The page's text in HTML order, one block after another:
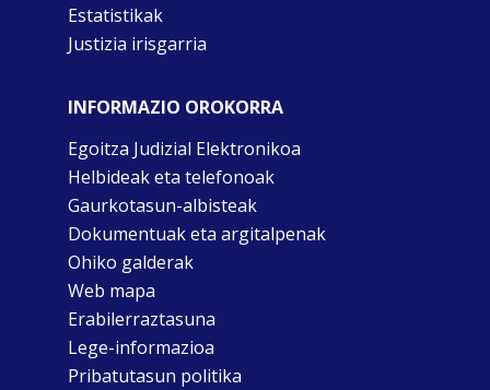
Estatistikak
Justizia irisgarria
INFORMAZIO OROKORRA
Egoitza Judizial Elektronikoa
Helbideak eta telefonoak
Gaurkotasun-albisteak
Dokumentuak eta argitalpenak
Ohiko galderak
Web mapa
Erabilerraztasuna
Lege-informazioa
Pribatutasun politika